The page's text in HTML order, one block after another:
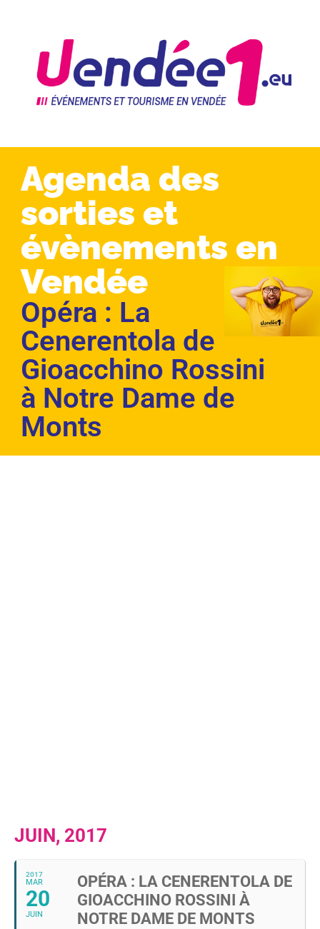
Agenda des
sorties et
évènements en
Vendée
Opéra : La
Cenerentola de
Gioacchino Rossini
à Notre Dame de
Monts
JUIN, 2017
2017
MAR
20
JUIN
OPÉRA : LA CENERENTOLA DE
GIOACCHINO ROSSINI À
NOTRE DAME DE MONTS